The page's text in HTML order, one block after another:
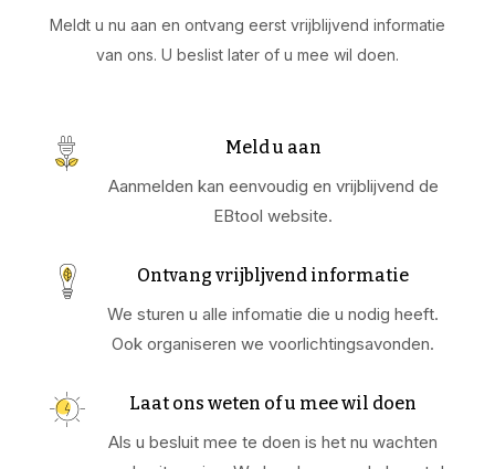
Meldt u nu aan en ontvang eerst vrijblijvend informatie
van ons. U beslist later of u mee wil doen.
Meld u aan
Aanmelden kan eenvoudig en vrijblijvend de
EBtool website.
Ontvang vrijbljvend informatie
We sturen u alle infomatie die u nodig heeft.
Ook organiseren we voorlichtingsavonden.
Laat ons weten of u mee wil doen
Als u besluit mee te doen is het nu wachten